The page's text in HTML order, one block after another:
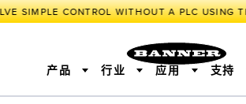
SIMPLE CONTROL WITHOUT A PLC USING
产品 行业 应用 支持